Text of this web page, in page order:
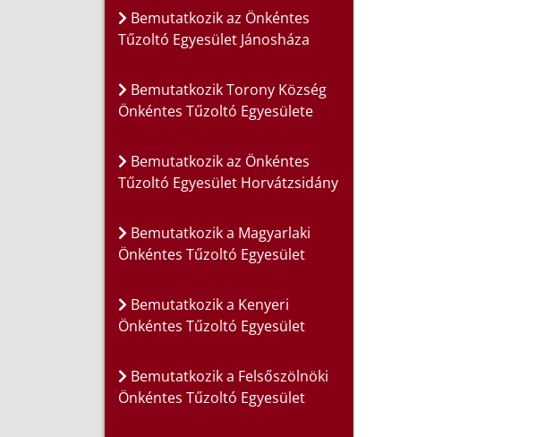
Bemutatkozik az Önkéntes
Tűzoltó Egyesület Jánosháza
Bemutatkozik Torony Község
Önkéntes Tűzoltó Egyesülete
Bemutatkozik az Önkéntes
Tűzoltó Egyesület Horvátzsidány
Bemutatkozik a Magyarlaki
Önkéntes Tűzoltó Egyesület
Bemutatkozik a Kenyeri
Önkéntes Tűzoltó Egyesület
Bemutatkozik a Felsőszölnöki
Önkéntes Tűzoltó Egyesület